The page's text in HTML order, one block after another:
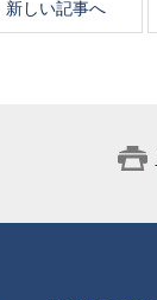
新しい記事へ